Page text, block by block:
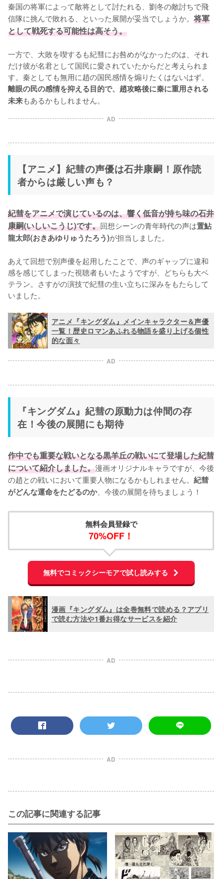
秦国の将軍によって敵将として討たれる、劉冬の敵討ちで飛
信隊に挑んで敗れる、といった展開が妥当でしょうか。将軍
として戦死する可能性は高そう。
一方で、大敗を喫するも紀彗にお咎めがなかったのは、それ
だけ彼が名君として国民に愛されていたからだと考えられま
す。秦としても無用に趙の国民感情を煽りたくはないはず。
離眼の民の感情を抑える目的で、趙攻略後に秦に重用される
未来もあるかもしれません。
AD
【アニメ】紀彗の声優は石井康嗣！原作読
者からは厳しい声も？
紀彗をアニメで演じているのは、響く低音が持ち味の石井
康嗣(いしいこうじ)です。回想シーンの青年時代の声は置鮎
龍太郎(おきあゆりゅうたろう)が担当しました。
あえて回想で別声優を起用したことで、声のギャップに違和
感を感じてしまった視聴者もいたようですが、どちらも大ベ
テラン。さすがの演技で紀彗の生い立ちに深みをもたらして
いました。
アニメ『キングダム』メインキャラクター＆声優
一覧！歴史ロマンあふれる物語を盛り上げる個性
的な面々
AD
『キングダム』紀彗の原動力は仲間の存
在！今後の展開にも期待
作中でも重要な戦いとなる黒羊丘の戦いにて登場した紀彗
について紹介しました。漫画オリジナルキャラですが、今後
の趙との戦いにおいて重要人物になるかもしれません。 紀彗
がどんな運命をたどるのか、今後の展開を待ちましょう！
無料会員登録で
70%OFF！
無料でコミックシーモアで試し読みする
漫画『キングダム』は全巻無料で読める？アプリ
で読む方法や1番お得なサービスを紹介
AD
AD
この記事に関連する記事